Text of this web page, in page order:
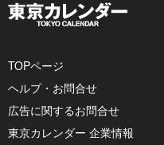
TOPページ
ヘルプ・お問合せ
広告に関するお問合せ
東京カレンダー 企業情報